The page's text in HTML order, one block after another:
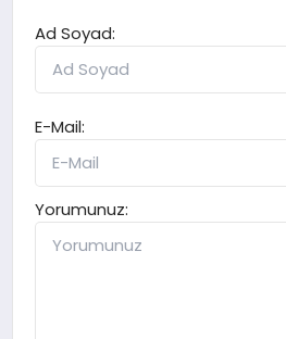
Ad Soyad:
E-Mail:
Yorumunuz: